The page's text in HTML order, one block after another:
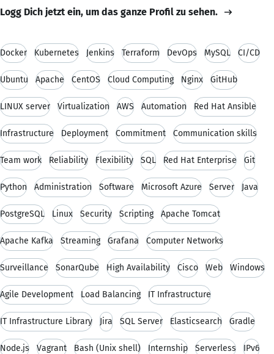
Logg Dich jetzt ein, um das ganze Profil zu sehen.
Docker Kubernetes Jenkins Terraform DevOps MySQL CI/CD
Ubuntu Apache CentOS Cloud Computing Nginx GitHub
LINUX server Virtualization AWS Automation Red Hat Ansible
Infrastructure Deployment Commitment Communication skills
Team work Reliability Flexibility SQL Red Hat Enterprise Git
Python Administration Software Microsoft Azure Server Java
PostgreSQL Linux Security Scripting Apache Tomcat
Apache Kafka Streaming Grafana Computer Networks
Surveillance SonarQube High Availability Cisco Web Windows
Agile Development Load Balancing IT Infrastructure
IT Infrastructure Library Jira SQL Server Elasticsearch Gradle
Node.js Vagrant Bash (Unix shell) Internship Serverless IPv6